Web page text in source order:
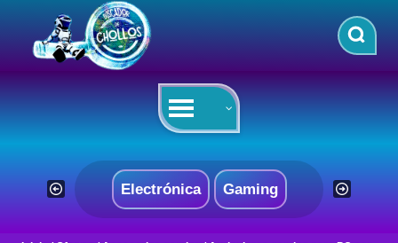
contenido
Electrónica Gaming